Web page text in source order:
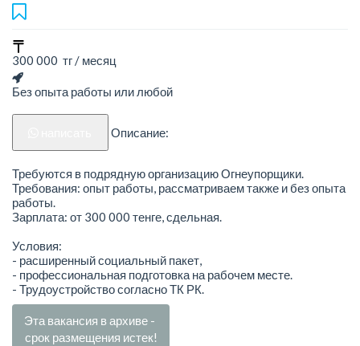
300 000 тг / месяц
Без опыта работы или любой
Описание:
Требуются в подрядную организацию Огнеупорщики.
Требования: опыт работы, рассматриваем также и без опыта
работы.
Зарплата: от 300 000 тенге, сдельная.
Условия:
- расширенный социальный пакет,
- профессиональная подготовка на рабочем месте.
- Трудоустройство согласно ТК РК.
Эта вакансия в архиве -
срок размещения истек!